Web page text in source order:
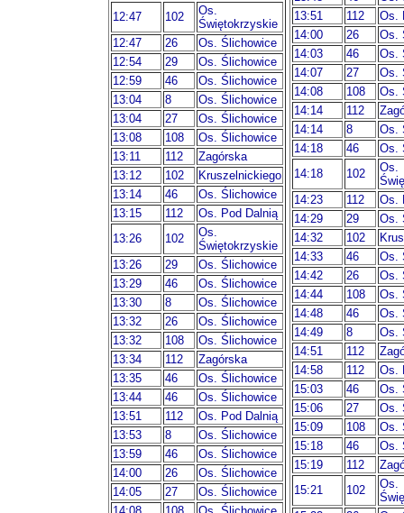
12:47 102
Os.
Świętokrzyskie
12:47
26
Os. Ślichowice
12:54
29
Os. Ślichowice
12:59
46
Os. Ślichowice
13:04
8
Os. Ślichowice
13:04
27
Os. Ślichowice
13:08
108
Os. Ślichowice
13:11
112
Zagórska
13:12
102
Kruszelnickiego
13:14
46
Os. Ślichowice
13:15
112
Os. Pod Dalnią
13:26
102
Os.
Świętokrzyskie
13:26
29
Os. Ślichowice
13:29
46
Os. Ślichowice
13:30
8
Os. Ślichowice
13:32
26
Os. Ślichowice
13:32
108
Os. Ślichowice
13:34
112
Zagórska
13:35
46
Os. Ślichowice
13:44
46
Os. Ślichowice
13:51
112
Os. Pod Dalnią
13:53
8
Os. Ślichowice
13:59
46
Os. Ślichowice
14:00
26
Os. Ślichowice
14:05
27
Os. Ślichowice
13:51
112
Os.
14:00
26
Os.
14:03
46
Os.
14:07
27
Os.
14:08
108
Os.
14:14
112
14:14
8
Os.
14:18
46
Os.
14:18
102
Os.
14:23
112
Os.
14:29
29
Os.
14:32
102
14:33
46
Os.
14:42
26
Os.
14:44
108
Os.
14:48
46
Os.
14:49
8
Os.
14:51
112
14:58
112
Os.
15:03
46
Os.
15:06
27
Os.
15:09
108
Os.
15:18
46
Os.
15:19
112
15:21
102
Os.